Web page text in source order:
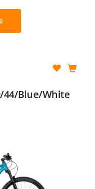
44/Blue/White